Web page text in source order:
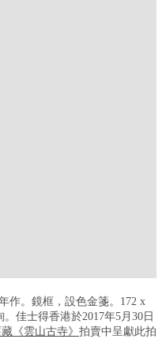
作。鏡框，設色金箋。172 x
佳士得香港於2017年5月30日
《雲山古寺》 拍賣中呈獻此拍